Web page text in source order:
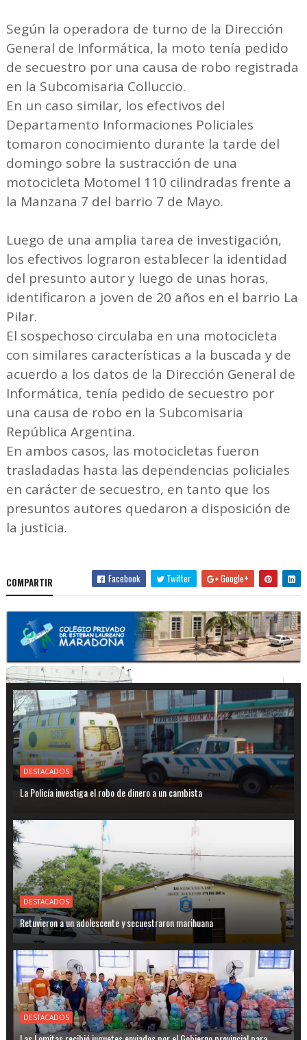
Según la operadora de turno de la Dirección
General de Informática, la moto tenía pedido
de secuestro por una causa de robo registrada
en la Subcomisaria Colluccio.
En un caso similar, los efectivos del
Departamento Informaciones Policiales
tomaron conocimiento durante la tarde del
domingo sobre la sustracción de una
motocicleta Motomel 110 cilindradas frente a
la Manzana 7 del barrio 7 de Mayo.
Luego de una amplia tarea de investigación,
los efectivos lograron establecer la identidad
del presunto autor y luego de unas horas,
identificaron a joven de 20 años en el barrio La
Pilar.
El sospechoso circulaba en una motocicleta
con similares características a la buscada y de
acuerdo a los datos de la Dirección General de
Informática, tenía pedido de secuestro por
una causa de robo en la Subcomisaria
República Argentina.
En ambos casos, las motocicletas fueron
trasladadas hasta las dependencias policiales
en carácter de secuestro, en tanto que los
presuntos autores quedaron a disposición de
la justicia.
COMPARTIR Facebook Twitter Google+
DESTACADOS
La Policía investiga el robo de dinero a un cambista
DESTACADOS
Retuvieron a un adolescente y secuestraron marihuana
DESTACADOS